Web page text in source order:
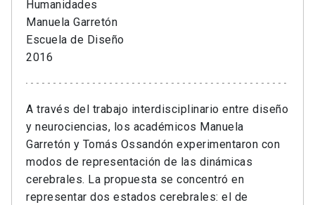
Humanidades
Manuela Garretón
Escuela de Diseño
2016
A través del trabajo interdisciplinario entre diseño
y neurociencias, los académicos Manuela
Garretón y Tomás Ossandón experimentaron con
modos de representación de las dinámicas
cerebrales. La propuesta se concentró en
representar dos estados cerebrales: el de